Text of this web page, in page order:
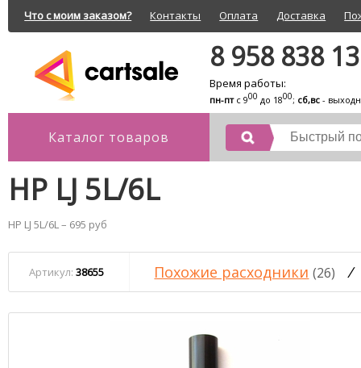
Что с моим заказом? Контакты Оплата Доставка
8 958 838
Время работы:
пн-птс 900 до 1800; сб,вс -
Каталог товаров
HP LJ 5L/6L
HP LJ 5L/6L – 695 руб
Артикул: 38655 Похожие расходники (26) /